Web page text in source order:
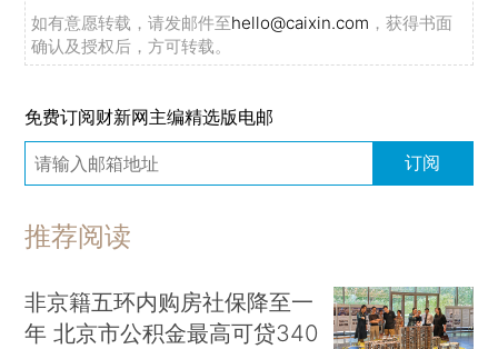
如有意愿转载，请发邮件至hello@caixin.com ，获得书面
确认及授权后，方可转载。
免费订阅财新网主编精选版电邮
订阅
推荐阅读
非京籍五环内购房社保降至一
年 北京市公积金最高可贷340